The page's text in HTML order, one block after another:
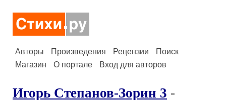
Авторы Произведения Рецензии
Поиск
Магазин
О портале Вход для авторов
Игорь Степанов-Зорин 3 -